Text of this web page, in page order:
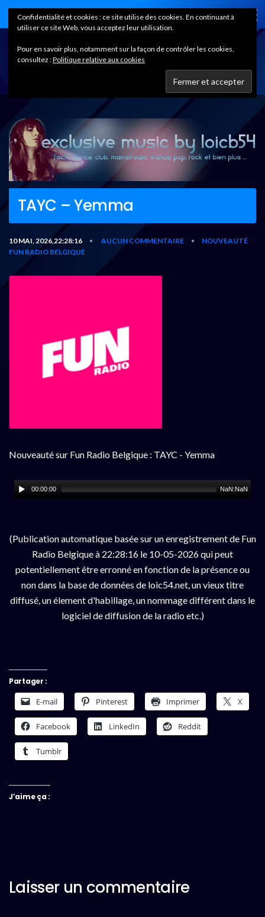
Home
TAYC – Yemma
10 MAI, 2026,22:28:16 • AUCUN COMMENTAIRE •
NOUVEAUTÉ
FUN RADIO BELGIQUE
Nouveauté sur Fun Radio Belgique : TAYC - Yemma
00:00:00 NaN:NaN
(Publication automatique basée sur un enregistrement de Fun
Radio Belgique à 22:28:16 le 10-05-2026 qui peut
potentiellement être erronné en fonction de la présence ou
non dans la base de données de loic54.net, un vieux titre
diffusé, un élement d'habillage, un nommage différent dans le
logiciel de diffusion de la radio etc.)
Partager :
E-mail Pinterest Imprimer X
Facebook LinkedIn Reddit
Tumblr
J’aime ça :
Laisser un commentaire
Confidentialité et cookies : ce site utilise des cookies. En continuant à
utiliser ce site Web, vous acceptez leur utilisation.
Pour en savoir plus, notamment sur la façon de contrôler les cookies,
consultez :Politique relative aux cookies